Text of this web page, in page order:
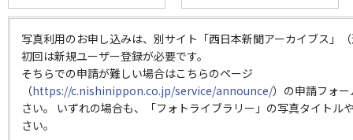
写真利用のお申し込みは、別サイト「西日本新聞アーカイブス」
初回は新規ユーザー登録が必要です。
そちらでの申請が難しい場合はこちらのページ
（https://c.nishinippon.co.jp/service/announce/）の申請フォ
さい。 いずれの場合も、「フォトライブラリー」の写真タイトル
さい。